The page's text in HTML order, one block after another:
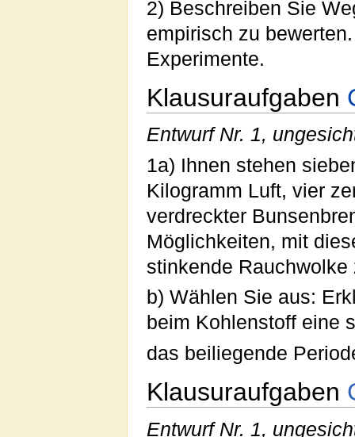
2) Beschreiben Sie
empirisch zu
Experimente.
Klausuraufgaben
Entwurf Nr. 1,
1a) Ihnen stehen
Kilogramm Luft, vier
verdreckter
Möglichkeiten, mit
stinkende Rauchwolke
b) Wählen Sie aus:
beim Kohlenstoff eine
das beiliegende
Klausuraufgaben
Entwurf Nr. 1,